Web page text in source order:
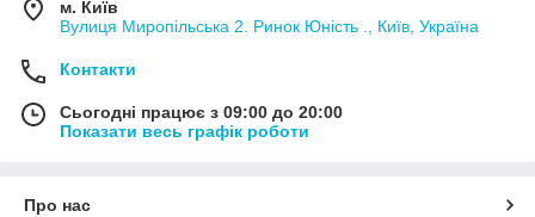
м. Київ
Вулиця Миропільська 2. Ринок Юність ., Київ, Україна
Контакти
Сьогодні працює з 09:00 до 20:00
Показати весь графік роботи
Про нас